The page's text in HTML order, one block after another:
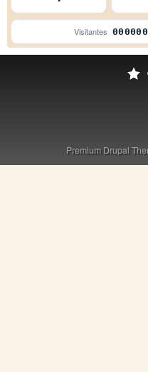
Visitantes
Premium Drupal